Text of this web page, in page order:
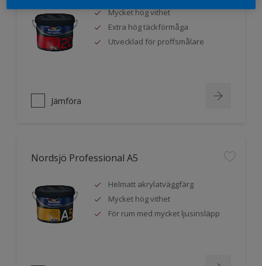
Mycket hög vithet
Extra hög täckförmåga
Utvecklad för proffsmålare
Jämföra
Nordsjö Professional A5
Helmatt akrylatväggfärg
Mycket hög vithet
För rum med mycket ljusinsläpp